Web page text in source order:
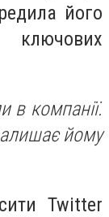
його
в компанії.
йому
Twitter